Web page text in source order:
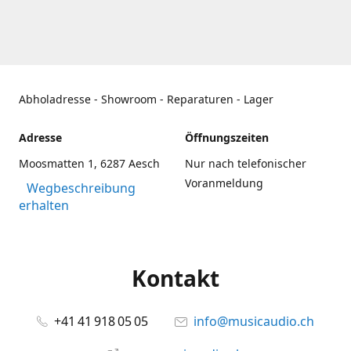
Abholadresse - Showroom - Reparaturen - Lager
Adresse
Moosmatten 1, 6287 Aesch
Wegbeschreibung
erhalten
Öffnungszeiten
Nur nach telefonischer
Voranmeldung
Kontakt
+41 41 918 05 05
info@musicaudio.ch